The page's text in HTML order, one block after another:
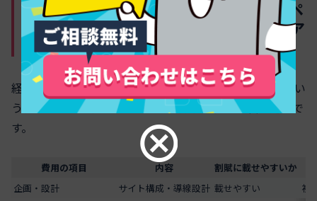
制作費用の内訳や「どこまでをホームペ
ージ割賦に載せるか」の線引きをクリア
にする
経営者が迷うのは「どこまでを分割に含めてよいか」とい
う線引きです。現場で使っている分解の仕方は次の通りで
す。
費用の項目 内容
割賦に載せやすいか
企画・設計
サイト構成・導線設計 載せやすい
初